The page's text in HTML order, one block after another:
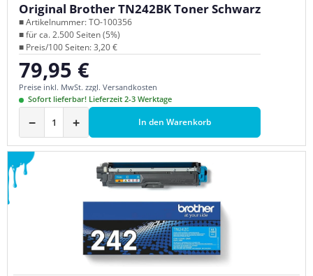
Original Brother TN242BK Toner Schwarz
■ Artikelnummer: TO-100356
■ für ca. 2.500 Seiten (5%)
■ Preis/100 Seiten: 3,20 €
Regulärer Preis:
79,95 €
Preise inkl. MwSt. zzgl. Versandkosten
Sofort lieferbar! Lieferzeit 2-3 Werktage
− + In den Warenkorb